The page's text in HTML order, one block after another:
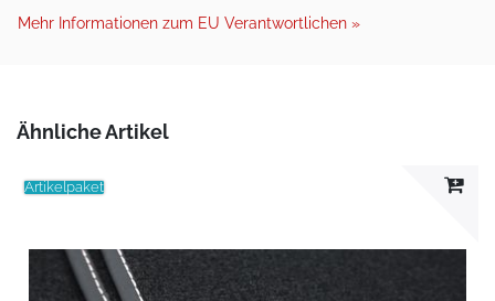
Mehr Informationen zum EU Verantwortlichen »
Ähnliche Artikel
Artikelpaket